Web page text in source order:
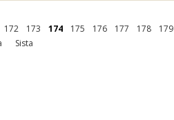
172 173 174 175 176 177 178 179
Sista